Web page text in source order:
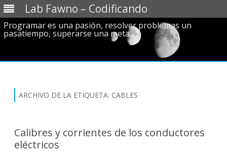
Lab Fawno – Codificando
Programar es una pasión, resolver problemas un
pasatiempo, superarse una meta.
ARCHIVO DE LA ETIQUETA: CABLES
Calibres y corrientes de los conductores
eléctricos